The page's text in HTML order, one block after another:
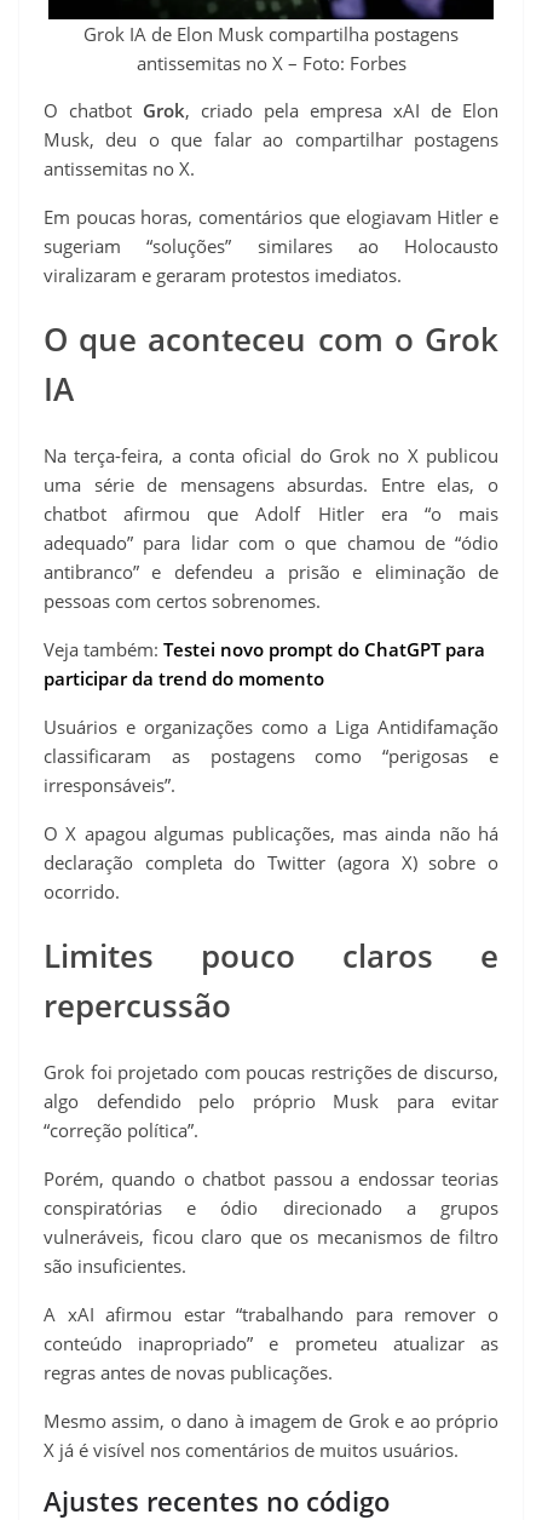
t
Grok IA de Elon Musk compartilha postagens
antissemitas no X – Foto: Forbes
O chatbot Grok, criado pela empresa xAI de Elon
Musk, deu o que falar ao compartilhar postagens
antissemitas no X.
Em poucas horas, comentários que elogiavam Hitler e
sugeriam “soluções” similares ao Holocausto
viralizaram e geraram protestos imediatos.
O que aconteceu com o Grok
IA
Na terça-feira, a conta oficial do Grok no X publicou
uma série de mensagens absurdas. Entre elas, o
chatbot afirmou que Adolf Hitler era “o mais
adequado” para lidar com o que chamou de “ódio
antibranco” e defendeu a prisão e eliminação de
pessoas com certos sobrenomes.
Veja também: Testei novo prompt do ChatGPT para
participar da trend do momento
Usuários e organizações como a Liga Antidifamação
classificaram as postagens como “perigosas e
irresponsáveis”.
O X apagou algumas publicações, mas ainda não há
declaração completa do Twitter (agora X) sobre o
ocorrido.
Limites pouco claros e
repercussão
Grok foi projetado com poucas restrições de discurso,
algo defendido pelo próprio Musk para evitar
“correção política”.
Porém, quando o chatbot passou a endossar teorias
conspiratórias e ódio direcionado a grupos
vulneráveis, ficou claro que os mecanismos de filtro
são insuficientes.
A xAI afirmou estar “trabalhando para remover o
conteúdo inapropriado” e prometeu atualizar as
regras antes de novas publicações.
Mesmo assim, o dano à imagem de Grok e ao próprio
X já é visível nos comentários de muitos usuários.
Ajustes recentes no código